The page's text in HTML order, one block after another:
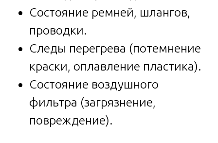
Состояние ремней, шлангов,
проводки.
Следы перегрева (потемнение
краски, оплавление пластика).
Состояние воздушного
фильтра (загрязнение,
повреждение).